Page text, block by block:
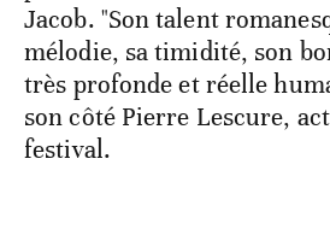
Jacob. "Son talent
mélodie, sa timidité, son
très profonde et réelle
son côté Pierre Lescure,
festival.